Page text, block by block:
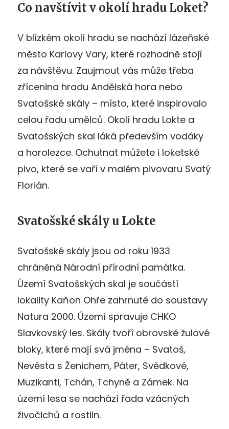
Co navštívit v okolí hradu Loket?
V blízkém okolí hradu se nachází lázeňské
město Karlovy Vary, které rozhodně stojí
za návštěvu. Zaujmout vás může třeba
zřícenina hradu Andělská hora nebo
Svatošské skály – místo, které inspirovalo
celou řadu umělců. Okolí hradu Lokte a
Svatošských skal láká především vodáky
a horolezce. Ochutnat můžete i loketské
pivo, které se vaří v malém pivovaru Svatý
Florián.
Svatošské skály u Lokte
Svatošské skály jsou od roku 1933
chráněná Národní přírodní památka.
Území Svatošských skal je součástí
lokality Kaňon Ohře zahrnuté do soustavy
Natura 2000. Území spravuje CHKO
Slavkovský les. Skály tvoří obrovské žulové
bloky, které mají svá jména – Svatoš,
Nevěsta s Ženichem, Páter, Svědkové,
Muzikanti, Tchán, Tchyně a Zámek. Na
území lesa se nachází řada vzácných
živočichů a rostlin.